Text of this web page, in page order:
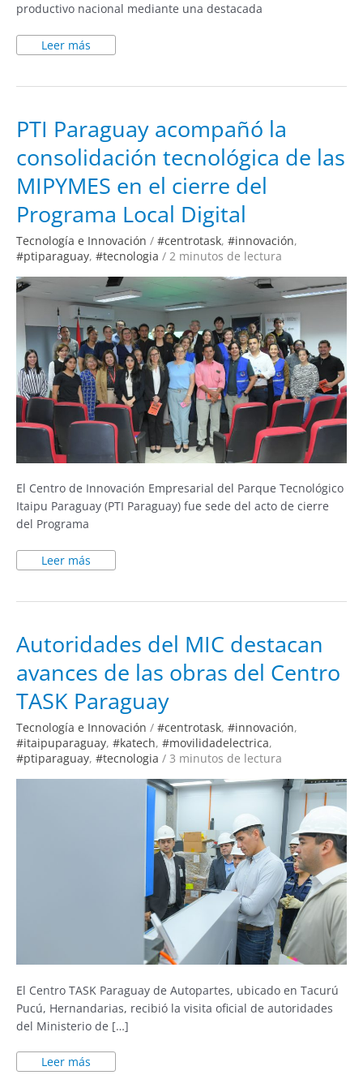
productivo nacional mediante una destacada
Leer más
PTI Paraguay acompañó la
consolidación tecnológica de las
MIPYMES en el cierre del
Programa Local Digital
Tecnología e Innovación / #centrotask, #innovación,
#ptiparaguay, #tecnologia / 2 minutos de lectura
El Centro de Innovación Empresarial del Parque Tecnológico
Itaipu Paraguay (PTI Paraguay) fue sede del acto de cierre
del Programa
PTI
Paraguay
acompañó
la
consolidación
de
las
en
el
cierre
del
Programa
Local
Digital
Leer más
Autoridades del MIC destacan
avances de las obras del Centro
TASK Paraguay
Tecnología e Innovación / #centrotask, #innovación,
#itaipuparaguay, #katech, #movilidadelectrica,
#ptiparaguay, #tecnologia / 3 minutos de lectura
El Centro TASK Paraguay de Autopartes, ubicado en Tacurú
Pucú, Hernandarias, recibió la visita oficial de autoridades
del Ministerio de […]
Autoridades
del
MIC
destacan
avances
las
obras
Centro
TASK
Paraguay
Leer más